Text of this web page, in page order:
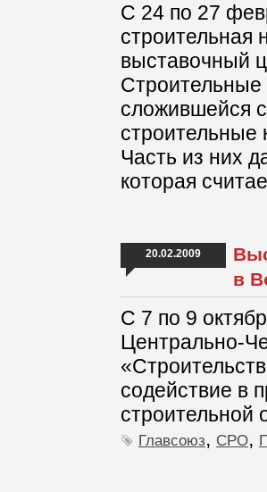
С 24 по 27
строительная
выставочный
сложившейся
строительные
Часть из них
которая
20.02.2009
в
С 7 по 9
Центрально-
содействие в
строительной
Главсоюз, СРО,